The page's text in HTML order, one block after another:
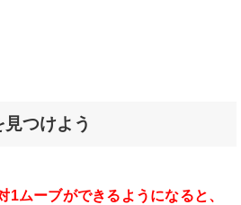
つけよう
1ムーブができるようになると、